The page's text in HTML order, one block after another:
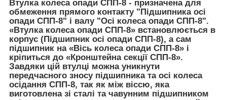
Втулка колеса опади СПП-8 - призначена для
обмеження прямого контакту "Підшипника осі
опади СПП-8" і валу "Осі колеса опади СПП-8".
«Втулка колеса опади СПП-8» встановлюється в
корпус (Підшипник осі опади СПП-8), а сам
підшипник на «Вісь колеса опади СПП-8» і
кріпиться до «Кронштейна секції СПП-8».
Завдяки цій втулці можна уникнути
передчасного зносу підшипника та осі колеса
осідання СПП-8, так як між віссю, яка
виготовлена ​​зі сталі та чавунним підшипником